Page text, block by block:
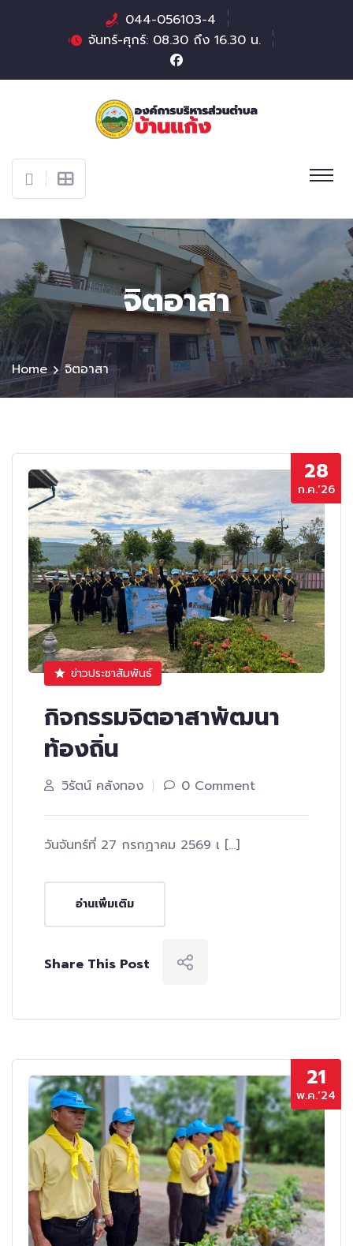
044-056103-4
จันทร์-ศุกร์: 08.30 ถึง 16.30 น.
จิตอาสา
Home จิตอาสา
28
ก.ค.’26
ข่าวประชาสัมพันธ์
กิจกรรมจิตอาสาพัฒนา
ท้องถิ่น
วิรัตน์ คลังทอง 0 Comment
วันจันทร์ที่ 27 กรกฏาคม 2569 เ […]
อ่านเพิ่มเติม
Share This Post
21
พ.ค.’24